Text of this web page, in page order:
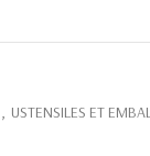
, USTENSILES ET